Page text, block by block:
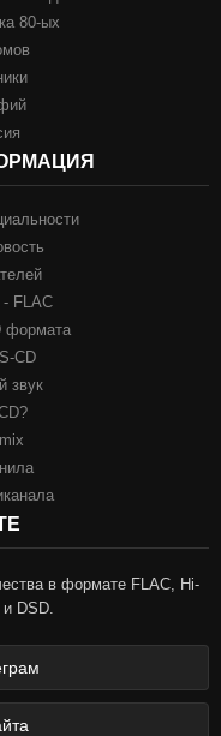
80-ых
- FLAC
формата
CD
звук
в формате FLAC, Hi-
DSD.